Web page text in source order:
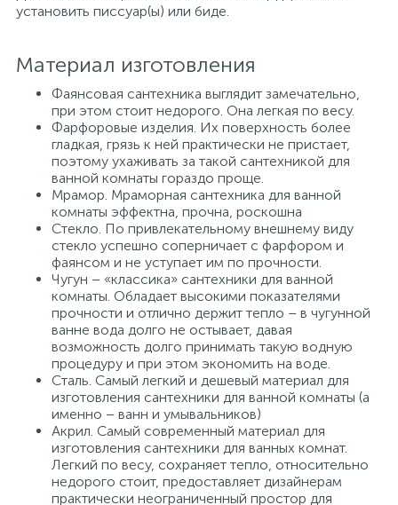
установить писсуар(ы) или биде.
Материал изготовления
Фаянсовая сантехника выглядит замечательно,
при этом стоит недорого. Она легкая по весу.
Фарфоровые изделия. Их поверхность более
гладкая, грязь к ней практически не пристает,
поэтому ухаживать за такой сантехникой для
ванной комнаты гораздо проще.
Мрамор. Мраморная сантехника для ванной
комнаты эффектна, прочна, роскошна
Стекло. По привлекательному внешнему виду
стекло успешно соперничает с фарфором и
фаянсом и не уступает им по прочности.
Чугун – «классика» сантехники для ванной
комнаты. Обладает высокими показателями
прочности и отлично держит тепло – в чугунной
ванне вода долго не остывает, давая
возможность долго принимать такую водную
процедуру и при этом экономить на воде.
Сталь. Самый легкий и дешевый материал для
изготовления сантехники для ванной комнаты (а
именно – ванн и умывальников)
Акрил. Самый современный материал для
изготовления сантехники для ванных комнат.
Легкий по весу, сохраняет тепло, относительно
недорого стоит, предоставляет дизайнерам
практически неограниченный простор для
Системы контроля протечки воды